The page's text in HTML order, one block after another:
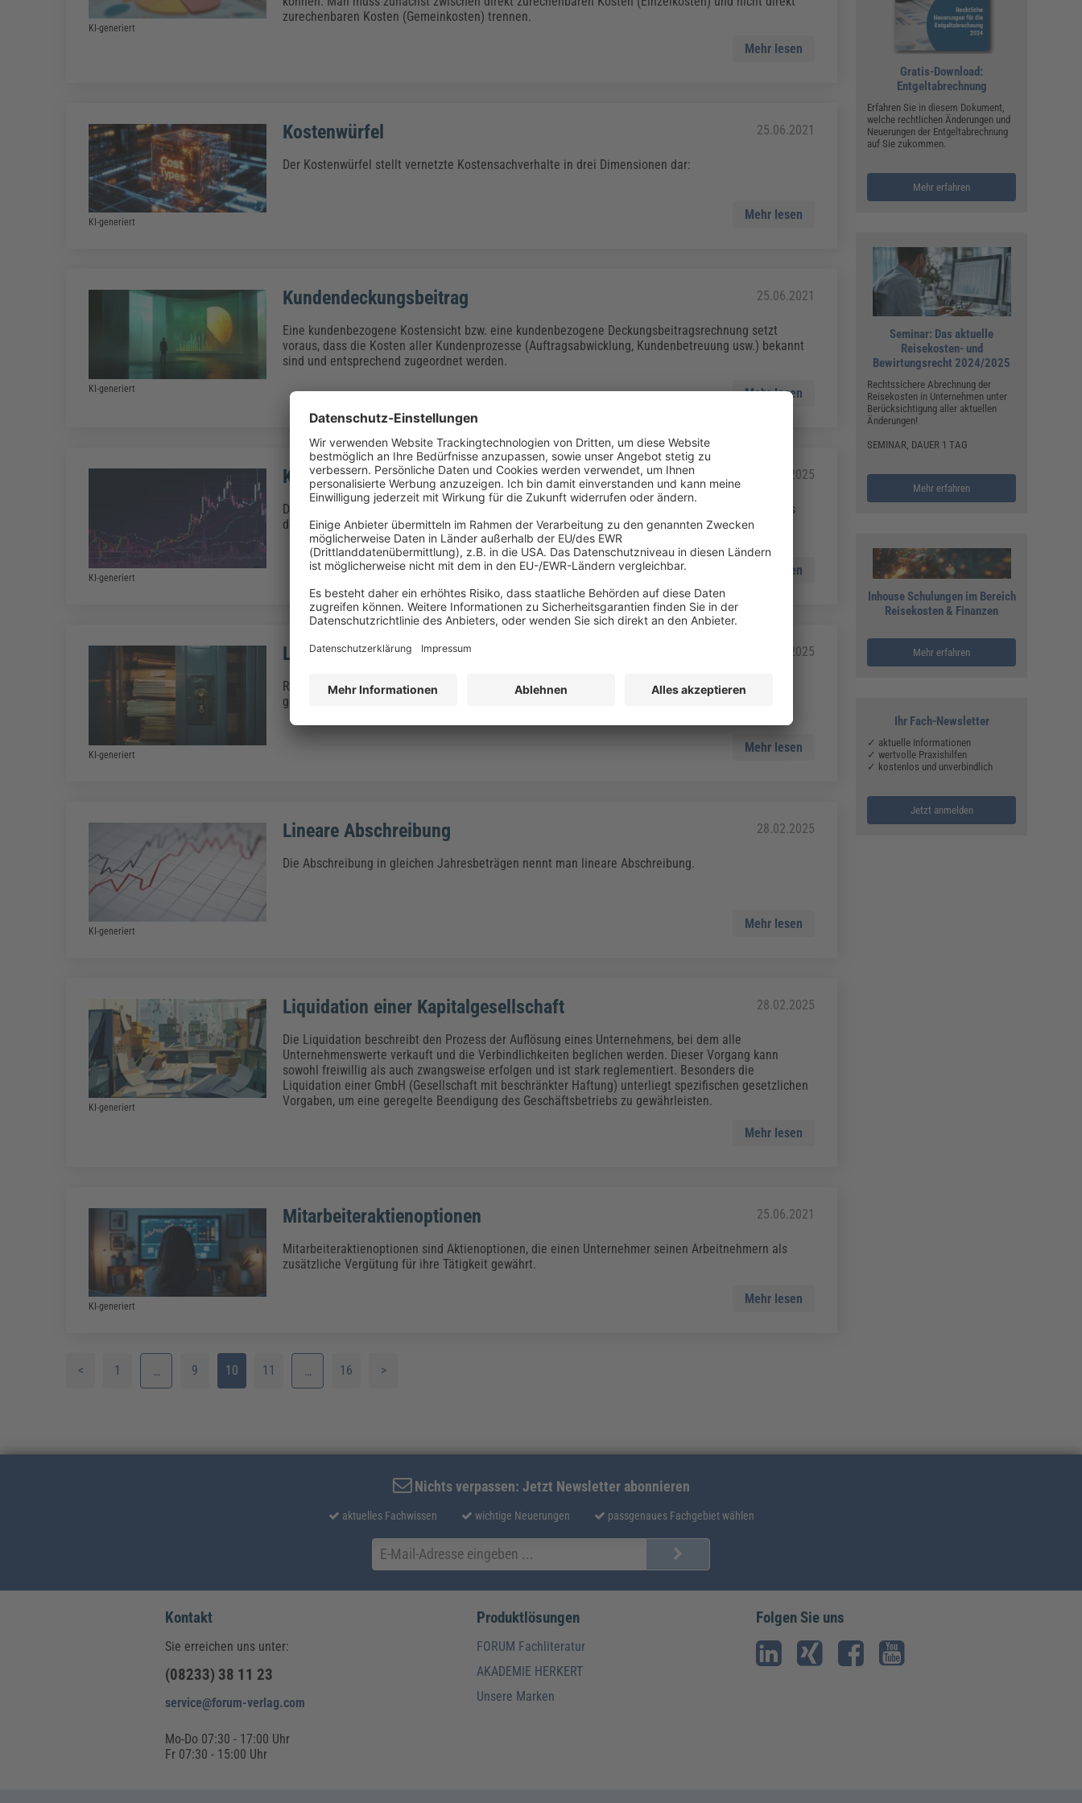
KI-generiert
zurechenbaren Kosten (Gemeinkosten) trennen.
Mehr lesen
KI-generiert
Kostenwürfel 25.06.2021
Der Kostenwürfel stellt vernetzte Kostensachverhalte in drei Dimensionen dar:
Mehr lesen
KI-generiert
Kundendeckungsbeitrag 25.06.2021
Eine kundenbezogene Kostensicht bzw. eine kundenbezogene Deckungsbeitragsrechnung setzt
voraus, dass die Kosten aller Kundenprozesse (Auftragsabwicklung, Kundenbetreuung usw.) bekannt
sind und entsprechend zugeordnet werden.
Mehr lesen
KI-generiert
Kurs-Gewinn-Verhältnis (KGV) 28.02.2025
Das Kurs-Gewinn-Verhältnis einer Aktie – auch Price-Earnings Ratio genannt – ist der Quotient aus
dem Börsenkurs und dem Reingewinn je Aktie.
Mehr lesen
KI-generiert
Langfristige Rückstellungen 28.02.2025
Rückstellungen sind zukünftige Aufwendungen, die mit großer Wahrscheinlichkeit eintreten, deren
genaue Höhe oder der Zahlungszeitpunkt aber noch nicht genau feststehen.
Mehr lesen
KI-generiert
Lineare Abschreibung 28.02.2025
Die Abschreibung in gleichen Jahresbeträgen nennt man lineare Abschreibung.
Mehr lesen
KI-generiert
Liquidation einer Kapitalgesellschaft 28.02.2025
Die Liquidation beschreibt den Prozess der Auflösung eines Unternehmens, bei dem alle
Unternehmenswerte verkauft und die Verbindlichkeiten beglichen werden. Dieser Vorgang kann
sowohl freiwillig als auch zwangsweise erfolgen und ist stark reglementiert. Besonders die
Liquidation einer GmbH (Gesellschaft mit beschränkter Haftung) unterliegt spezifischen gesetzlichen
Vorgaben, um eine geregelte Beendigung des Geschäftsbetriebs zu gewährleisten.
Mehr lesen
KI-generiert
Mitarbeiteraktienoptionen 25.06.2021
Mitarbeiteraktienoptionen sind Aktienoptionen, die einen Unternehmer seinen Arbeitnehmern als
zusätzliche Vergütung für ihre Tätigkeit gewährt.
Mehr lesen
< 1 … 9 10 11 … 16 >
Gratis-Download:
Entgeltabrechnung
Erfahren Sie in diesem Dokument,
welche rechtlichen Änderungen und
Neuerungen der Entgeltabrechnung
auf Sie zukommen.
Mehr erfahren
Seminar: Das aktuelle
Reisekosten- und
Bewirtungsrecht 2024/2025
Rechtssichere Abrechnung der
Reisekosten in Unternehmen unter
Berücksichtigung aller aktuellen
Änderungen!
SEMINAR, DAUER 1 TAG
Mehr erfahren
Inhouse Schulungen im Bereich
Reisekosten & Finanzen
Mehr erfahren
Ihr Fach-Newsletter
✓ aktuelle Informationen
✓ wertvolle Praxishilfen
✓ kostenlos und unverbindlich
Jetzt anmelden
Nichts verpassen: Jetzt Newsletter abonnieren
aktuelles Fachwissen wichtige Neuerungen passgenaues Fachgebiet wählen
Kontakt
Sie erreichen uns unter:
(08233) 38 11 23
service@forum-verlag.com
Mo-Do 07:30 - 17:00 Uhr
Fr 07:30 - 15:00 Uhr
Produktlösungen
FORUM Fachliteratur
AKADEMIE HERKERT
Unsere Marken
Folgen Sie uns